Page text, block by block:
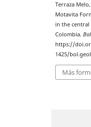
Terraza
Motavita
in the
Colombia.
https://
1425/
Más